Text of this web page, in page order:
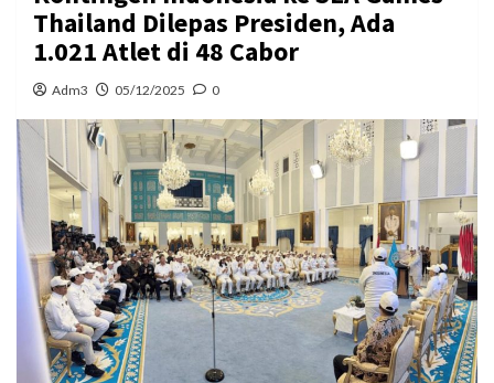
Thailand Dilepas Presiden, Ada
1.021 Atlet di 48 Cabor
Adm3 05/12/2025 0